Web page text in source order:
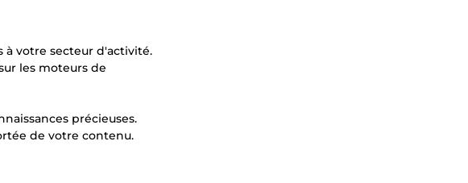
à votre secteur d'activité.
les moteurs de
précieuses.
de votre contenu.